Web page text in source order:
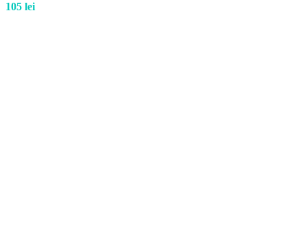
105 lei